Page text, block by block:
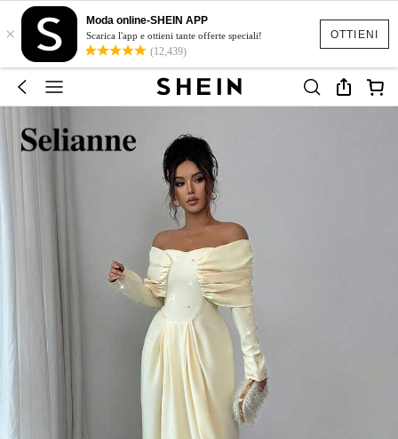
OTTIENI
×
Moda online-SHEIN APP
Scarica l'app e ottieni tante offerte speciali!
(12,439)